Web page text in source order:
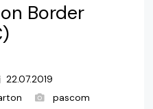
Border
22.07.2019
pascom